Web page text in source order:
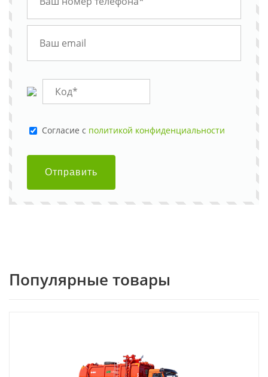
Cогласие с политикой конфиденциальности
Отправить
Популярные товары